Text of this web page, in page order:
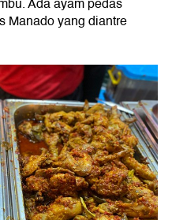
Manado yang diantre